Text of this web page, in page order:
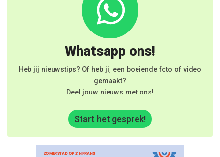
Whatsapp ons!
Heb jij nieuwstips? Of heb jij een boeiende foto of video
gemaakt?
Deel jouw nieuws met ons!
Start het gesprek!